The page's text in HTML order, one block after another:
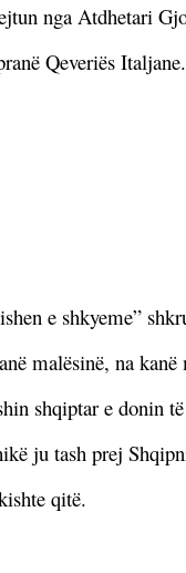
nga Atdhetari
Qeveriës Italjane.
e shkyeme”
malësinë, na
shqiptar e donin
ju tash prej
qitë.